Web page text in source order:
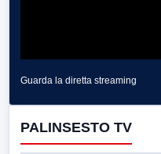
Guarda la diretta streaming
PALINSESTO TV